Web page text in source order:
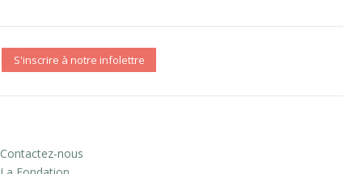
S'inscrire à notre infolettre
Contactez-nous